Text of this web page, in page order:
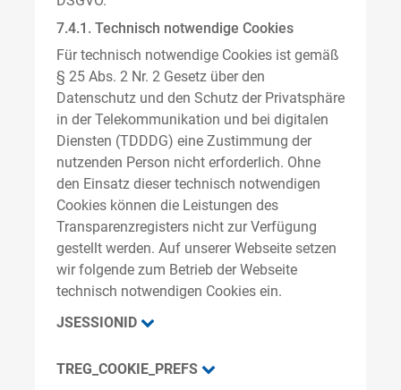
7.4.1. Technisch notwendige Cookies
Für technisch notwendige Cookies ist gemäß
§ 25 Abs. 2 Nr. 2 Gesetz über den
Datenschutz und den Schutz der Privatsphäre
in der Telekommunikation und bei digitalen
Diensten (TDDDG) eine Zustimmung der
nutzenden Person nicht erforderlich. Ohne
den Einsatz dieser technisch notwendigen
Cookies können die Leistungen des
Transparenzregisters nicht zur Verfügung
gestellt werden. Auf unserer Webseite setzen
wir folgende zum Betrieb der Webseite
technisch notwendigen Cookies ein.
JSESSIONID
TREG_COOKIE_PREFS